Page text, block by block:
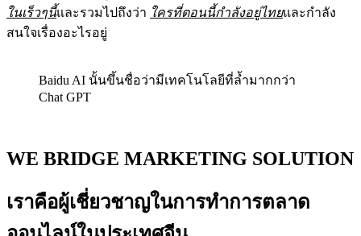
ในเร็วๆนี้และรวมไปถึงว่า ใครที่ตอนนี้กำลังอยู่ไทยและกำลัง
สนใจเรื่องอะไรอยู่
Baidu AI นั้นขึ้นชื่อว่ามีเทคโนโลยีที่ล้ำมากกว่า
Chat GPT
WE BRIDGE MARKETING SOLUTION
เราคือผู้เชี่ยวชาญในการทำการตลาด